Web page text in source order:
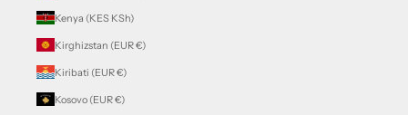
Kenya (KES KSh)
Kirghizstan (EUR €)
Kiribati (EUR €)
Kosovo (EUR €)